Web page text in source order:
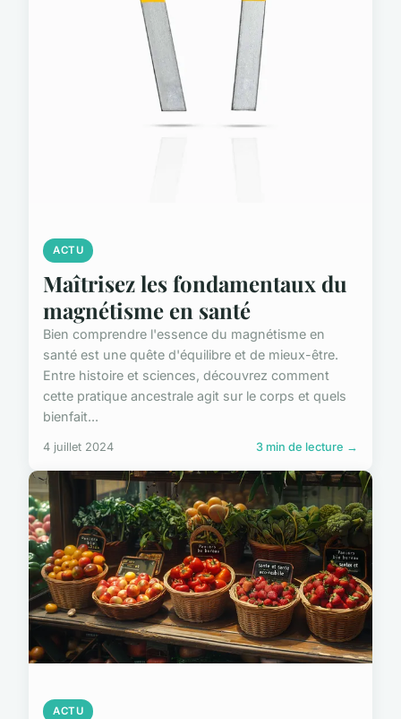
ACTU
Maîtrisez les fondamentaux du
magnétisme en santé
Bien comprendre l'essence du magnétisme en
santé est une quête d'équilibre et de mieux-être.
Entre histoire et sciences, découvrez comment
cette pratique ancestrale agit sur le corps et quels
bienfait...
4 juillet 2024 3 min de lecture →
ACTU